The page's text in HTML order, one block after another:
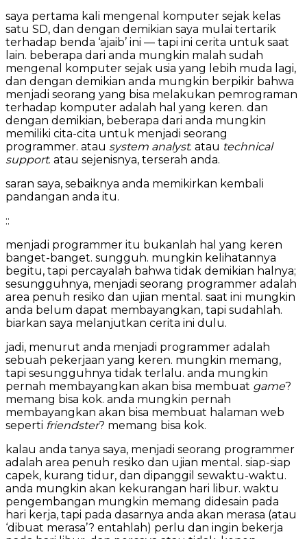
saya pertama kali mengenal komputer sejak kelas
satu SD, dan dengan demikian saya mulai tertarik
terhadap benda ‘ajaib’ ini — tapi ini cerita untuk saat
lain. beberapa dari anda mungkin malah sudah
mengenal komputer sejak usia yang lebih muda lagi,
dan dengan demikian anda mungkin berpikir bahwa
menjadi seorang yang bisa melakukan pemrograman
terhadap komputer adalah hal yang keren. dan
dengan demikian, beberapa dari anda mungkin
memiliki cita-cita untuk menjadi seorang
programmer. atau system analyst. atau technical
support. atau sejenisnya, terserah anda.
saran saya, sebaiknya anda memikirkan kembali
pandangan anda itu.
::
menjadi programmer itu bukanlah hal yang keren
banget-banget. sungguh. mungkin kelihatannya
begitu, tapi percayalah bahwa tidak demikian halnya;
sesungguhnya, menjadi seorang programmer adalah
area penuh resiko dan ujian mental. saat ini mungkin
anda belum dapat membayangkan, tapi sudahlah.
biarkan saya melanjutkan cerita ini dulu.
jadi, menurut anda menjadi programmer adalah
sebuah pekerjaan yang keren. mungkin memang,
tapi sesungguhnya tidak terlalu. anda mungkin
pernah membayangkan akan bisa membuat game?
memang bisa kok. anda mungkin pernah
membayangkan akan bisa membuat halaman web
seperti friendster? memang bisa kok.
kalau anda tanya saya, menjadi seorang programmer
adalah area penuh resiko dan ujian mental. siap-siap
capek, kurang tidur, dan dipanggil sewaktu-waktu.
anda mungkin akan kekurangan hari libur. waktu
pengembangan mungkin memang didesain pada
hari kerja, tapi pada dasarnya anda akan merasa (atau
‘dibuat merasa’? entahlah) perlu dan ingin bekerja